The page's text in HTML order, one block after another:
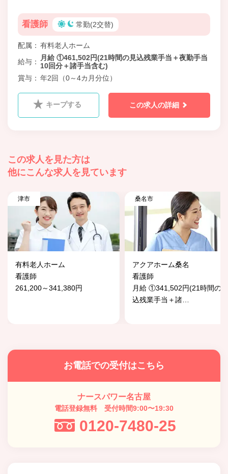
看護師 常勤(2交替)
配属
有料老人ホーム
給与
月給 ①461,502円(21時間の見込残業手当＋夜勤手当
10回分＋諸手当含む)
賞与
年2回（0～4カ月分位）
キープする この求人の詳細
この求人を見た方は
他にこんな求人を見ています
津市
有料老人ホーム
看護師
261,200～341,380円
桑名市
アクアホーム桑名
看護師
月給 ①341,502円(21時間の見
込残業手当＋諸
お電話での受付はこちら
ナースパワー名古屋
電話登録無料 受付時間9:00〜19:30
0120-7480-25